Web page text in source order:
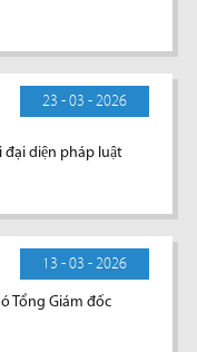
23 - 03 - 2026
đại diện pháp luật
13 - 03 - 2026
Tổng Giám đốc